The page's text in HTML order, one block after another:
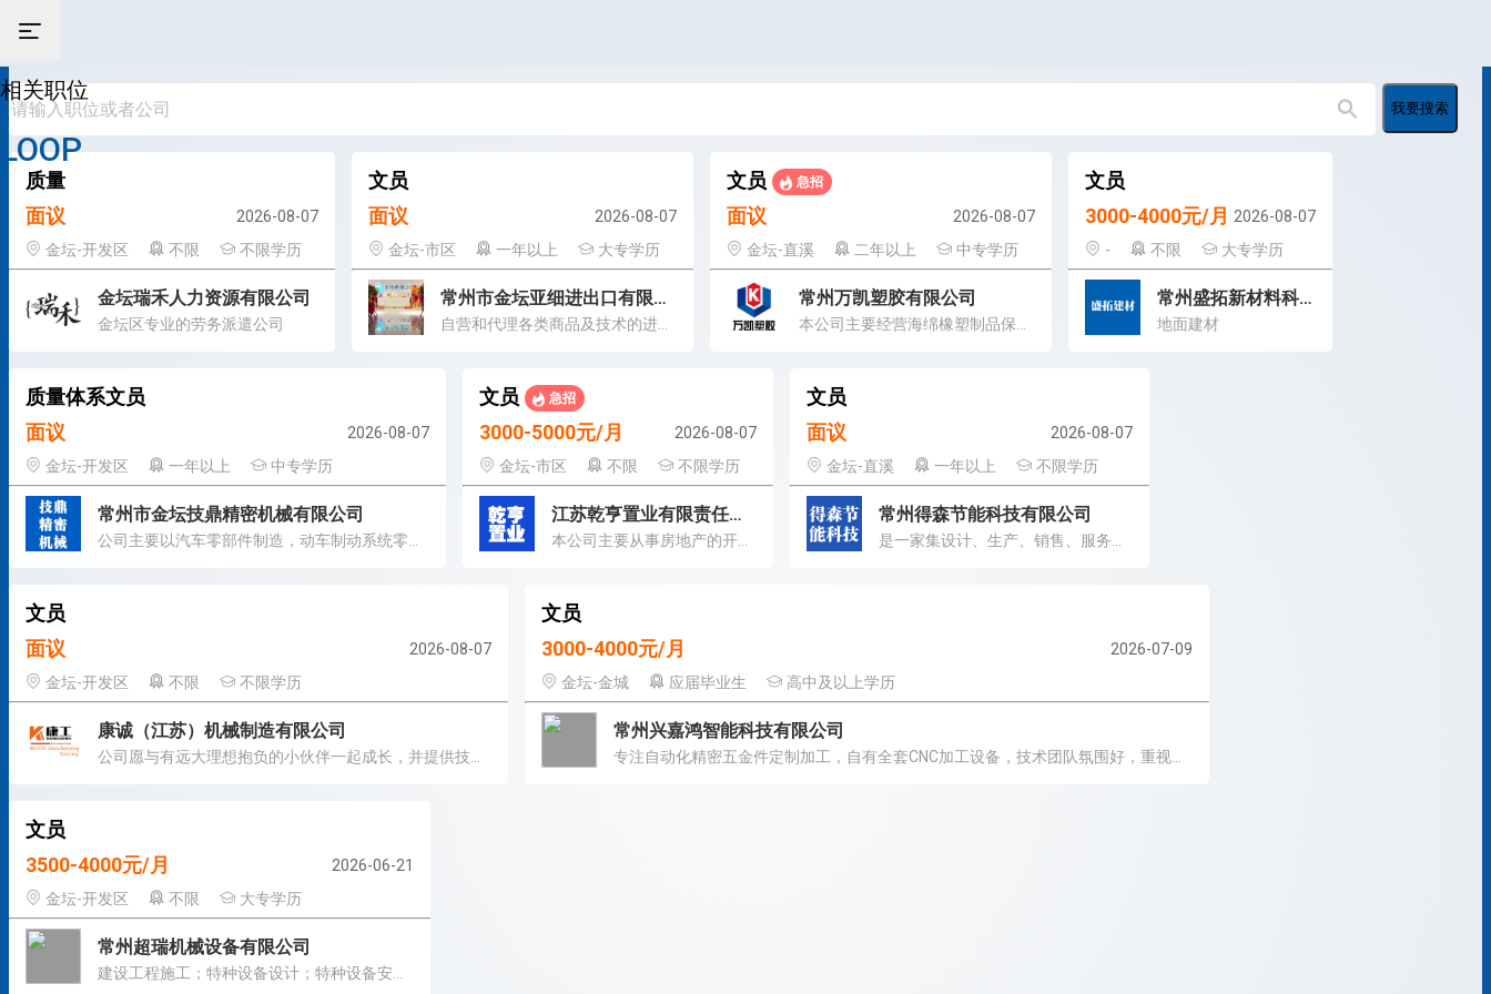
相关职位
LOOP
我要搜索
质量
面议
2026-08-07
金坛-开发区
不限 不限学历
金坛瑞禾人力资源有限公司
金坛区专业的劳务派遣公司
文员
面议
2026-08-07
金坛-市区
一年以上 大专学历
常州市金坛亚细进出口有限公司
文员 急招
面议
2026-08-07
金坛-直溪
二年以上 中专学历
常州万凯塑胶有限公司
文员
3000-4000元/月
2026-08-07
-
不限 大专学历
常州盛拓新材料科技有限公司
地面建材
质量体系文员
面议
2026-08-07
金坛-开发区
一年以上 中专学历
常州市金坛技鼎精密机械有限公司
文员 急招
3000-5000元/月
2026-08-07
金坛-市区
不限 不限学历
江苏乾亨置业有限责任公司
文员
面议
2026-08-07
金坛-直溪
一年以上 不限学历
常州得森节能科技有限公司
文员
面议
2026-08-07
金坛-开发区
不限 不限学历
康诚（江苏）机械制造有限公司
文员
3000-4000元/月
2026-07-09
金坛-金城
应届毕业生 高中及以上学历
常州兴嘉鸿智能科技有限公司
文员
3500-4000元/月
2026-06-21
金坛-开发区
不限 大专学历
常州超瑞机械设备有限公司